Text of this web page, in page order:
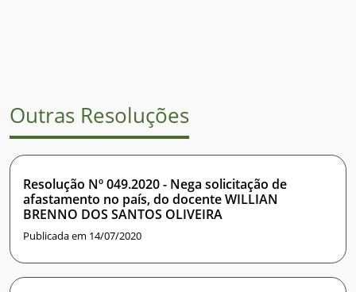
Outras Resoluções
Resolução Nº 049.2020 - Nega solicitação de
afastamento no país, do docente WILLIAN
BRENNO DOS SANTOS OLIVEIRA
Publicada em 14/07/2020